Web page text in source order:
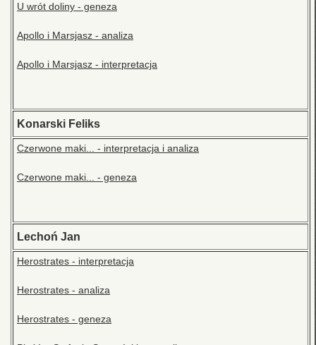
U wrót doliny - geneza
Apollo i Marsjasz - analiza
Apollo i Marsjasz - interpretacja
Konarski Feliks
Czerwone maki... - interpretacja i analiza
Czerwone maki... - geneza
Lechoń Jan
Herostrates - interpretacja
Herostrates - analiza
Herostrates - geneza